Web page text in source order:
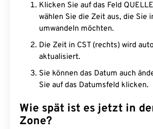
Klicken Sie auf das Feld
wählen Sie die Zeit aus, die Sie
umwandeln möchten.
Die Zeit in CST (rechts) wird
aktualisiert.
Sie können das Datum auch
Sie auf das Datumsfeld klicken.
Wie spät ist es jetzt in
Zone?